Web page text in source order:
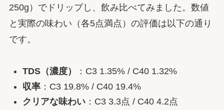
250g）でドリップし、飲み比べてみました。数値
と実際の味わい（各5点満点）の評価は以下の通り
です。
TDS（濃度）
：C3 1.35% / C40 1.32%
収率：C3 19.8% / C40 19.4%
クリアな味わい：C3 3.3点 / C40 4.2点